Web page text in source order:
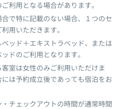
利用となる場合があります。
で特に記載のない場合、１つのセ
用いただきます。
ッド＋エキストラベッド、または
ドのご利用となります。
客室は女性のみご利用いただけま
は予約成立後であっても宿泊をお
チェックアウトの時間が通常時間